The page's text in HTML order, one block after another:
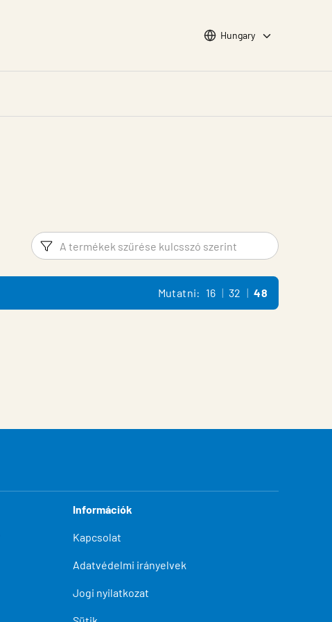
Choose languge
Hungary
Szűrő Termék
Mutatni: 16 32 48
Információk
Kapcsolat
Adatvédelmi irányelvek
Jogi nyilatkozat